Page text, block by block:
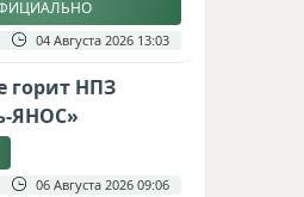
04 Августа 2026 13:03
горит НПЗ
ЯНОС»
06 Августа 2026 09:06